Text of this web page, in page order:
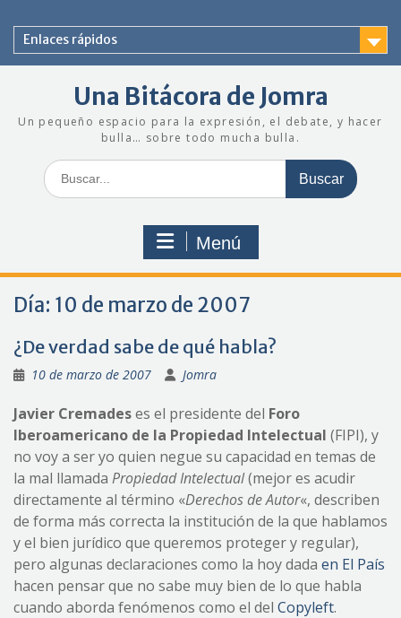
contenido
Enlaces rápidos
Una Bitácora de Jomra
Un pequeño espacio para la expresión, el debate, y hacer
bulla… sobre todo mucha bulla.
Buscar:
Menú
Día: 10 de marzo de 2007
¿De verdad sabe de qué habla?
10 de marzo de 2007 Jomra
Javier Cremadeses el presidente del Foro
Iberoamericano de la Propiedad Intelectual (FIPI), y
no voy a ser yo quien negue su capacidad en temas de
la mal llamada Propiedad Intelectual(mejor es acudir
directamente al término «Derechos de Autor«, describen
de forma más correcta la institución de la que hablamos
y el bien jurídico que queremos proteger y regular),
pero algunas declaraciones como la hoy dada en El País
hacen pensar que no sabe muy bien de lo que habla
cuando aborda fenómenos como el del Copyleft.